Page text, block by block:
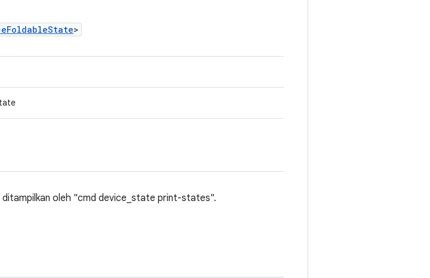
>
oleh "cmd device_state print-states".